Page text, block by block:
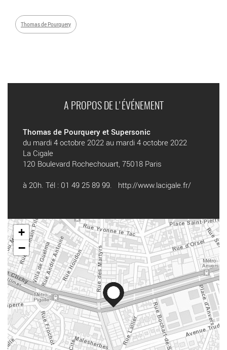
Thomas de Pourquery
A PROPOS DE L'ÉVÉNEMENT
Thomas de Pourquery et Supersonic
du mardi 4 octobre 2022 au mardi 4 octobre 2022
La Cigale
120 Boulevard Rochechouart, 75018 Paris
à 20h. Tél : 01 49 25 89 99. http://www.lacigale.fr/
+
−